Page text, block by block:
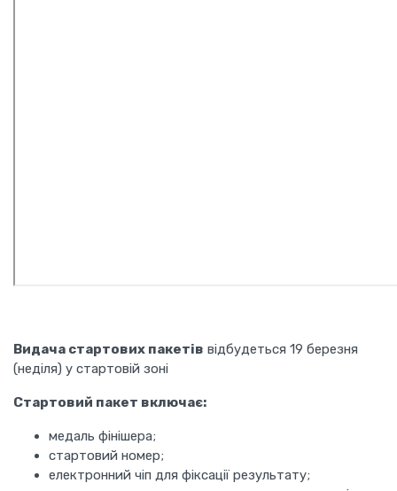
Видача стартових пакетів відбудеться 19 березня
(неділя) у стартовій зоні
Стартовий пакет включає:
медаль фінішера;
стартовий номер;
електронний чіп для фіксації результату;